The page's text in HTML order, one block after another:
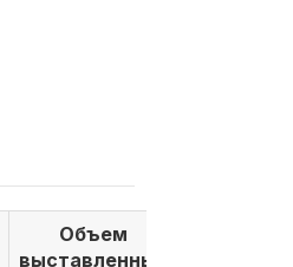
Объем
выставленных